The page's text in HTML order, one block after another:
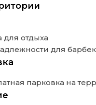
для отдыха
для
парковка на